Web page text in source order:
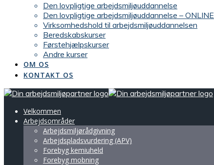
Den lovpligtige arbejdsmiljøuddannelse
Den lovpligtige arbejds­miljø­uddannelse – ONLINE
Virksomhedshold til arbejdsmiljøuddannelsen
Beredskabskurser
Førstehjælpskurser
Andre kurser
OM OS
KONTAKT OS
Velkommen
Arbejdsområder
Arbejdsmiljørådgivning
Arbejdspladsvurdering (APV)
Forebyg kemiuheld
Forebyg mobning